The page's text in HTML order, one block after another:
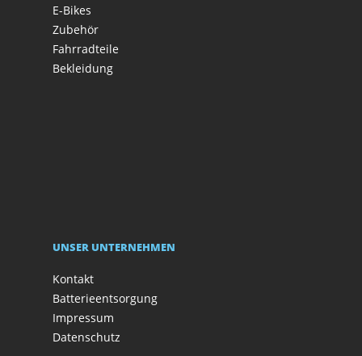
E-Bikes
Zubehör
Fahrradteile
Bekleidung
UNSER UNTERNEHMEN
Kontakt
Batterieentsorgung
Impressum
Datenschutz